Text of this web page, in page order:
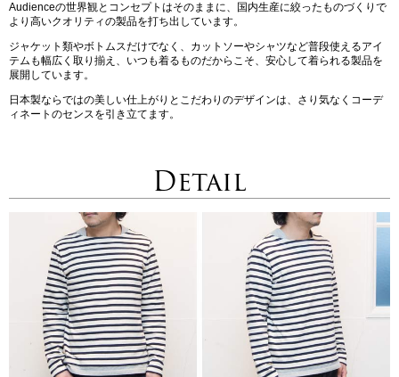
Audienceの世界観とコンセプトはそのままに、国内生産に絞ったものづくりで
より高いクオリティの製品を打ち出しています。
ジャケット類やボトムスだけでなく、カットソーやシャツなど普段使えるアイ
テムも幅広く取り揃え、いつも着るものだからこそ、安心して着られる製品を
展開しています。
日本製ならではの美しい仕上がりとこだわりのデザインは、さり気なくコーデ
ィネートのセンスを引き立てます。
Detail